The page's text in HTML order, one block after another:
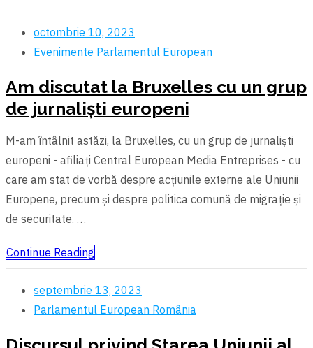
octombrie 10, 2023
Evenimente Parlamentul European
Am discutat la Bruxelles cu un grup
de jurnaliști europeni
M-am întâlnit astăzi, la Bruxelles, cu un grup de jurnaliști
europeni - afiliați Central European Media Entreprises - cu
care am stat de vorbă despre acțiunile externe ale Uniunii
Europene, precum și despre politica comună de migrație și
de securitate. …
Continue Reading
septembrie 13, 2023
Parlamentul European România